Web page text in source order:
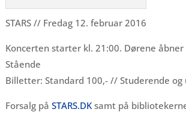
STARS // Fredag 12. februar 2016
Koncerten starter kl. 21:00. Dørene
Stående
Billetter: Standard 100,- // Studerende og
Forsalg på STARS.DKsamt på